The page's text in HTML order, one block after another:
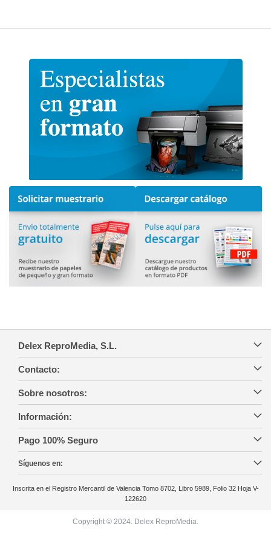
Delex ReproMedia, S.L.
Contacto:
Sobre nosotros:
Información:
Pago 100% Seguro
Síguenos en:
Inscrita en el Registro Mercantil de Valencia Tomo 8702, Libro 5989, Folio 32 Hoja V-
122620
Copyright © 2024. Delex ReproMedia.